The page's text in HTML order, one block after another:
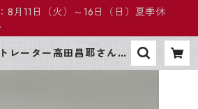
8月11日（火）～16日（日）夏季休
レーター高田昌耶さん